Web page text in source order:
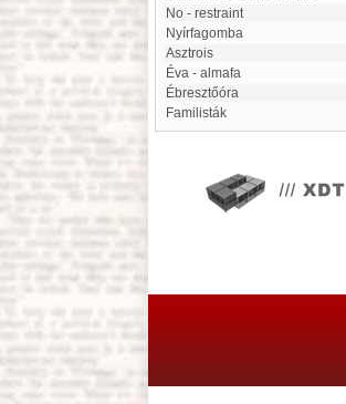
No - restraint
Nyírfagomba
asztrois
Éva - almafa
Ébresztőóra
Familisták